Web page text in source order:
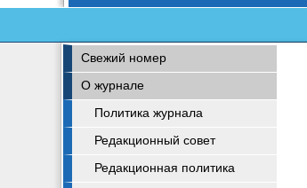
Свежий номер
О журнале
Политика журнала
Редакционный совет
Редакционная политика